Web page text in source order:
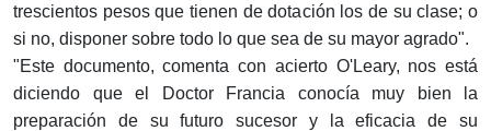
trescientos pesos que tienen de dotación los de su clase; o
si no, disponer sobre todo lo que sea de su mayor agrado".
"Este documento, comenta con acierto O'Leary, nos está
diciendo que el Doctor Francia conocía muy bien la
preparación de su futuro sucesor y la eficacia de su